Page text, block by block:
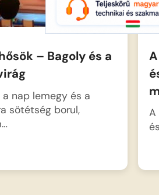
– Bagoly és a
nap lemegy és a
sötétség borul,
A